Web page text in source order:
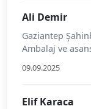
Ali Demir
Gaziantep
Ambalaj ve
09.09.2025
Elif Karaca